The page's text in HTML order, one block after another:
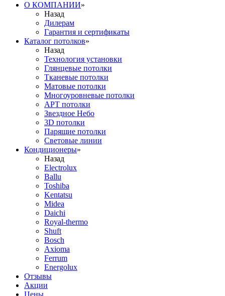
О КОМПАНИИ»
Назад
Дилерам
Гарантия и сертификаты
Каталог потолков»
Назад
Технология установки
Глянцевые потолки
Тканевые потолки
Матовые потолки
Многоуровневые потолки
АРТ потолки
Звездное Небо
3D потолки
Парящие потолки
Световые линии
Кондиционеры»
Назад
Electrolux
Ballu
Toshiba
Kentatsu
Midea
Daichi
Royal-thermo
Shuft
Bosch
Axioma
Ferrum
Energolux
Отзывы
Акции
Цены